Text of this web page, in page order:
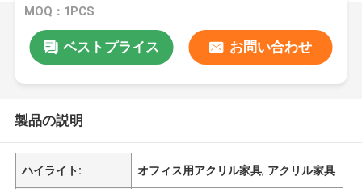
MOQ：1PCS
ベストプライス お問い合わせ
製品の説明
ハイライト: オフィス用アクリル家具, アクリル家具